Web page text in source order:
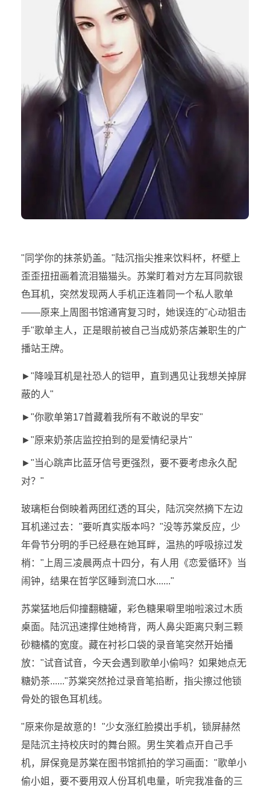
"同学你的抹茶奶盖。"陆沉指尖推来饮料杯，杯壁上
歪歪扭扭画着流泪猫猫头。苏棠盯着对方左耳同款银
色耳机，突然发现两人手机正连着同一个私人歌单
——原来上周图书馆通宵复习时，她误连的"心动狙击
手"歌单主人，正是眼前被自己当成奶茶店兼职生的广
播站王牌。
►"降噪耳机是社恐人的铠甲，直到遇见让我想关掉屏
蔽的人"
►"你歌单第17首藏着我所有不敢说的早安"
►"原来奶茶店监控拍到的是爱情纪录片"
►"当心跳声比蓝牙信号更强烈，要不要考虑永久配
对？"
玻璃柜台倒映着两团红透的耳尖，陆沉突然摘下左边
耳机递过去："要听真实版本吗？"没等苏棠反应，少
年骨节分明的手已经悬在她耳畔，温热的呼吸掠过发
梢："上周三凌晨两点十四分，有人用《恋爱循环》当
闹钟，结果在哲学区睡到流口水......"
苏棠猛地后仰撞翻糖罐，彩色糖果噼里啪啦滚过木质
桌面。陆沉迅速撑住她椅背，两人鼻尖距离只剩三颗
砂糖橘的宽度。藏在衬衫口袋的录音笔突然开始播
放："试音试音，今天会遇到歌单小偷吗？如果她点无
糖奶茶......"苏棠突然抢过录音笔掐断，指尖擦过他锁
骨处的银色耳机线。
"原来你是故意的！"少女涨红脸摸出手机，锁屏赫然
是陆沉主持校庆时的舞台照。男生笑着点开自己手
机，屏保竟是苏棠在图书馆抓拍的学习画面："歌单小
偷小姐，要不要用双人份耳机电量，听完我准备的三